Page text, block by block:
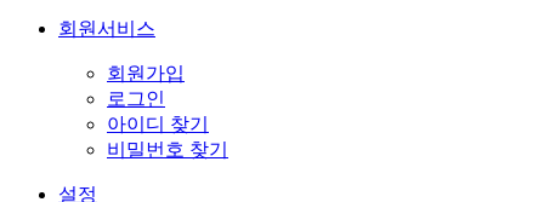
회원서비스
회원가입
로그인
아이디 찾기
비밀번호 찾기
설정